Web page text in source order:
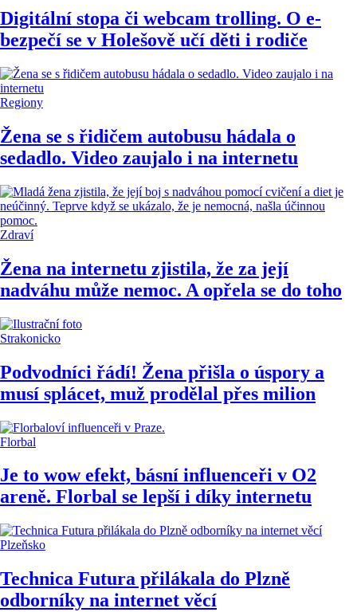
Digitální stopa či webcam trolling. O e-
bezpečí se v Holešově učí děti i rodiče
Regiony
Žena se s řidičem autobusu hádala o
sedadlo. Video zaujalo i na internetu
Zdraví
Žena na internetu zjistila, že za její
nadváhu může nemoc. A opřela se do toho
Strakonicko
Podvodníci řádí! Žena přišla o úspory a
musí splácet, muž prodělal přes milion
Florbal
Je to wow efekt, básní influenceři v O2
areně. Florbal se lepší i díky internetu
Plzeňsko
Technica Futura přilákala do Plzně
odborníky na internet věcí